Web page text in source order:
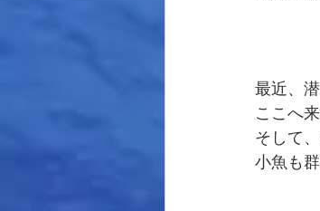
・ｲｾｴ
・ｷﾓｶ
最近、
ここへ
そして
小魚も